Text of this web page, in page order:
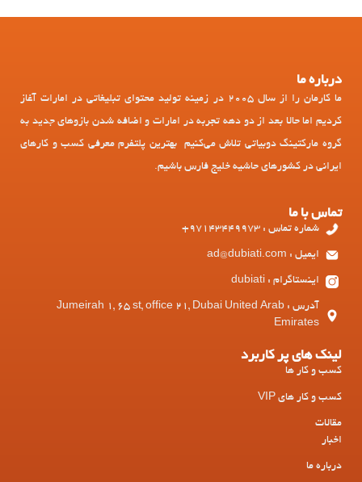
درباره ما
ما کارمان را از سال 2005 در زمینه تولید محتوای تبلیغاتی در امارات آغاز
کردیم اما حالا بعد از دو دهه تجربه در امارات و اضافه شدن بازوهای جدید به
گروه مارکتینگ دوبیاتی تلاش می‌کنیم بهترین پلتفرم معرفی کسب و کارهای
ایرانی در کشورهای حاشیه خلیج فارس باشیم.
تماس با ما
شماره تماس : 97143449973+
ایمیل : ad@dubiati.com
اینستاگرام : dubiati
آدرس : Jumeirah 1, 65 st, office 21, Dubai United Arab
Emirates
لینک های پر کاربرد
کسب و کار ها
کسب و کار های VIP
مقالات
اخبار
درباره ما